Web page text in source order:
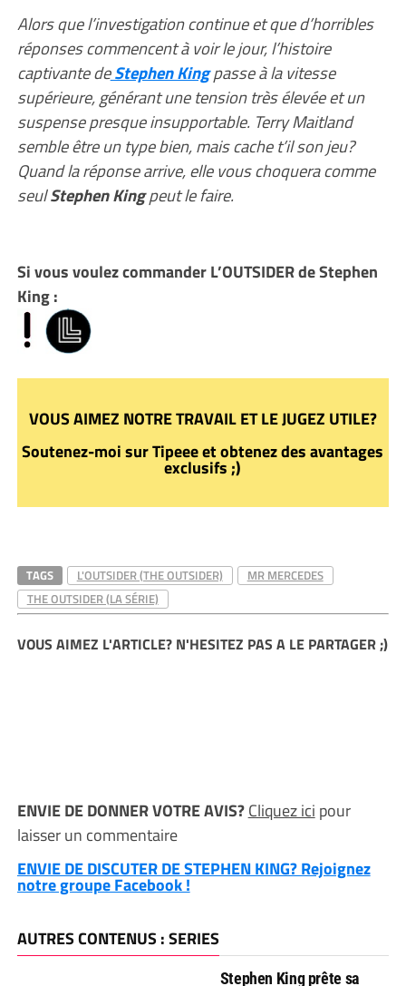
Alors que l’investigation continue et que d’horribles
réponses commencent à voir le jour, l’histoire
captivante deStephen Kingpasse à la vitesse
supérieure, générant une tension très élevée et un
suspense presque insupportable. Terry Maitland
semble être un type bien, mais cache t’il son jeu?
Quand la réponse arrive, elle vous choquera comme
seulStephen Kingpeut le faire.
Si vous voulez commander L’OUTSIDER de Stephen
King :
VOUS AIMEZ NOTRE TRAVAIL ET LE JUGEZ UTILE?
Soutenez-moi sur Tipeee et obtenez des avantages
exclusifs ;)
TAGS L'OUTSIDER (THE OUTSIDER)
MR MERCEDES
THE OUTSIDER (LA SÉRIE)
VOUS AIMEZ L'ARTICLE? N'HESITEZ PAS A LE PARTAGER ;)
ENVIE DE DONNER VOTRE AVIS?Cliquez ici pour
laisser un commentaire
ENVIE DE DISCUTER DE STEPHEN KING? Rejoignez
notre groupe Facebook !
AUTRES CONTENUS : SERIES
Stephen King prête sa